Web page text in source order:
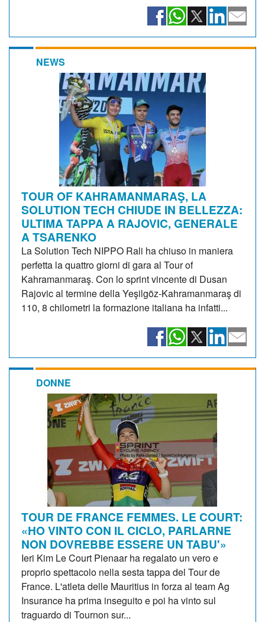
NEWS
TOUR OF KAHRAMANMARAŞ, LA
SOLUTION TECH CHIUDE IN BELLEZZA:
ULTIMA TAPPA A RAJOVIC, GENERALE
A TSARENKO
La Solution Tech NIPPO Rali ha chiuso in maniera
perfetta la quattro giorni di gara al Tour of
Kahramanmaraş. Con lo sprint vincente di Dusan
Rajovic al termine della Yeşilgöz-Kahramanmaraş di
110, 8 chilometri la formazione italiana ha infatti...
DONNE
TOUR DE FRANCE FEMMES. LE COURT:
«HO VINTO CON IL CICLO, PARLARNE
NON DOVREBBE ESSERE UN TABU'»
Ieri Kim Le Court Pienaar ha regalato un vero e
proprio spettacolo nella sesta tappa del Tour de
France. L'atleta delle Mauritius in forza al team Ag
Insurance ha prima inseguito e poi ha vinto sul
traguardo di Tournon sur...